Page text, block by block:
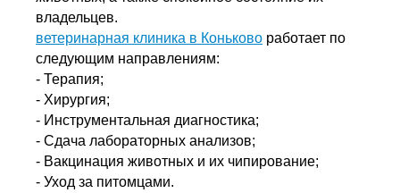
владельцев.
ветеринарная клиника в Коньково работает по
следующим направлениям:
- Терапия;
- Хирургия;
- Инструментальная диагностика;
- Сдача лабораторных анализов;
- Вакцинация животных и их чипирование;
- Уход за питомцами.